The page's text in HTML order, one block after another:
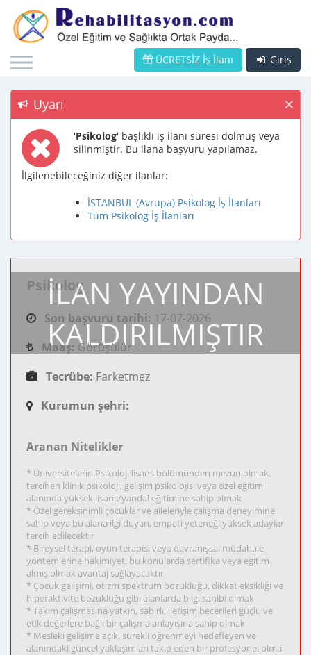
Giriş
ÜCRETSİZ İş İlanı
Uyarı
'Psikolog' başlıklı iş ilanı süresi dolmuş veya
silinmiştir. Bu ilana başvuru yapılamaz.
İlgilenebileceğiniz diğer ilanlar:
İSTANBUL (Avrupa) Psikolog İş İlanları
Tüm Psikolog İş İlanları
İLAN YAYINDAN
KALDIRILMIŞTIR
Psikolog
Son başvuru tarihi: 17-07-2026
Maaş: Görüşülür
Tecrübe: Farketmez
Kurumun şehri:
Aranan Nitelikler
* Üniversitelerin Psikoloji lisans bölümünden mezun olmak,
tercihen klinik psikoloji, gelişim psikolojisi veya özel eğitim
alanında yüksek lisans/yandal eğitimine sahip olmak
* Özel gereksinimli çocuklar ve aileleriyle çalışma deneyimine
sahip veya bu alana ilgi duyan, empati yeteneği yüksek adaylar
tercih edilecektir
* Bireysel terapi, oyun terapisi veya davranışsal müdahale
yöntemlerine hakimiyet, bu konularda sertifika veya eğitim
almış olmak avantaj sağlayacaktır
* Çocuk gelişimi, otizm spektrum bozukluğu, dikkat eksikliği ve
hiperaktivite bozukluğu gibi alanlarda bilgi sahibi olmak
* Takım çalışmasına yatkın, sabırlı, iletişim becerileri güçlü ve
etik değerlere bağlı bir çalışma anlayışına sahip olmak
* Mesleki gelişime açık, sürekli öğrenmeyi hedefleyen ve
alanındaki güncel yaklaşımları takip eden bir profesyonel olma